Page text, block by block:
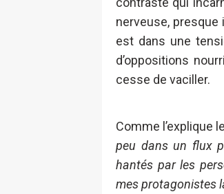
nerveuse,
est dans une
d’oppositions
cesse de vaciller.
Comme l’explique
peu dans un flux
hantés par les
mes protagonistes